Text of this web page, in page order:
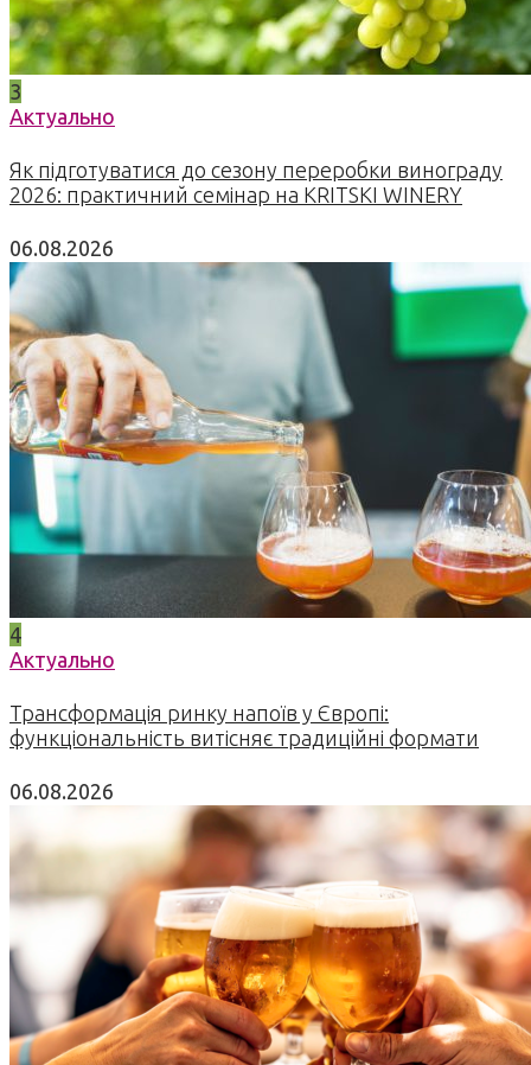
3
Актуально
Як підготуватися до сезону переробки винограду
2026: практичний семінар на KRITSKI WINERY
06.08.2026
4
Актуально
Трансформація ринку напоїв у Європі:
функціональність витісняє традиційні формати
06.08.2026